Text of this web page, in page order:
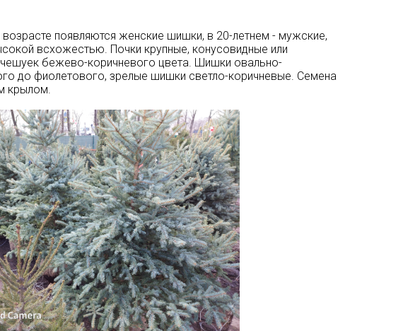
появляются женские шишки, в 20-летнем - мужские,
всхожестью. Почки крупные, конусовидные или
бежево-коричневого цвета. Шишки овально-
до фиолетового, зрелые шишки светло-коричневые. Семена
крылом.